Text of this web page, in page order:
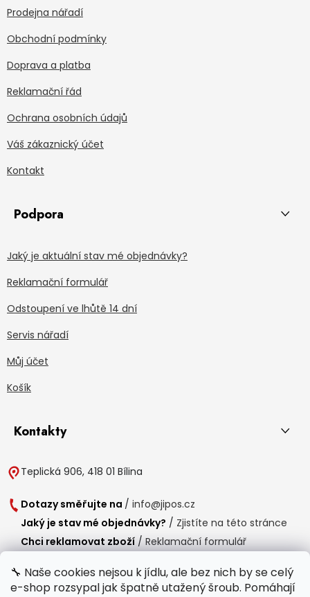
🔧 Naše cookies nejsou k jídlu, ale bez nich by se celý
e-shop rozsypal jak špatně utažený šroub. Pomáhají
Prodejna nářadí
Obchodní podmínky
Doprava a platba
Reklamační řád
Ochrana osobních údajů
Váš zákaznický účet
Kontakt
Podpora
Jaký je aktuální stav mé objednávky?
Reklamační formulář
Odstoupení ve lhůtě 14 dní
Servis nářadí
Můj účet
Košík
Kontakty
Teplická 906, 418 01 Bílina
Dotazy směřujte na / info@jipos.cz
Jaký je stav mé objednávky? / Zjistíte na této stránce
Chci reklamovat zboží / Reklamační formulář
Provozní doba